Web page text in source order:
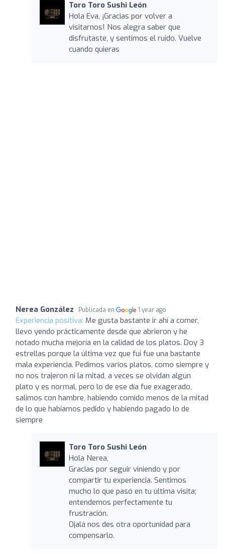
Toro Toro Sushi León
Hola Eva, ¡Gracias por volver a
visitarnos! Nos alegra saber que
disfrutaste, y sentimos el ruido. Vuelve
cuando quieras
Nerea González Publicada en 1 year ago
Experiencia positiva: Me gusta bastante ir ahí a comer,
llevo yendo prácticamente desde que abrieron y he
notado mucha mejoría en la calidad de los platos. Doy 3
estrellas porque la última vez que fui fue una bastante
mala experiencia. Pedimos varios platos, como siempre y
no nos trajeron ni la mitad, a veces se olvidan algún
plato y es normal, pero lo de ese día fue exagerado,
salimos con hambre, habiendo comido menos de la mitad
de lo que habíamos pedido y habiendo pagado lo de
siempre
Toro Toro Sushi León
Hola Nerea,
Gracias por seguir viniendo y por
compartir tu experiencia. Sentimos
mucho lo que pasó en tu última visita;
entendemos perfectamente tu
frustración.
Ojalá nos des otra oportunidad para
compensarlo.